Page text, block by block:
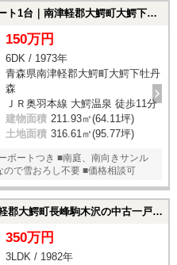
大鰐町大鰐下牡丹森 6DK カーポート1台｜南津軽郡大鰐町大鰐下牡丹森の中古一戸建て
150万円
6DK / 1973年
青森県南津軽郡大鰐町大鰐下牡丹
森
ＪＲ奥羽本線 大鰐温泉 徒歩11分
建物面積 211.93㎡(64.11坪)
土地面積 316.61㎡(95.77坪)
ポートつき ■南庭、南向きサンル
で雪おろし不要 ■価格相談可
大鰐町長峰 中古住宅 売家｜南津軽郡大鰐町長峰駒木沢の中古一戸建て
350万円
3LDK / 1982年